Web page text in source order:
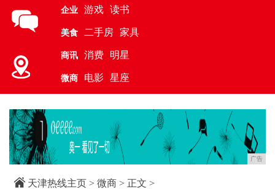
企业 游戏 读书
美食 二手房 家具
商讯 消费 明星
微商 电影 星座
广告
天津热线主页 > 微商 > 正文 >